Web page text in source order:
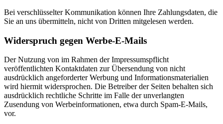
Bei verschlüsselter Kommunikation können Ihre Zahlungsdaten, die
Sie an uns übermitteln, nicht von Dritten mitgelesen werden.
Widerspruch gegen Werbe-E-Mails
Der Nutzung von im Rahmen der Impressumspflicht
veröffentlichten Kontaktdaten zur Übersendung von nicht
ausdrücklich angeforderter Werbung und Informationsmaterialien
wird hiermit widersprochen. Die Betreiber der Seiten behalten sich
ausdrücklich rechtliche Schritte im Falle der unverlangten
Zusendung von Werbeinformationen, etwa durch Spam-E-Mails,
vor.